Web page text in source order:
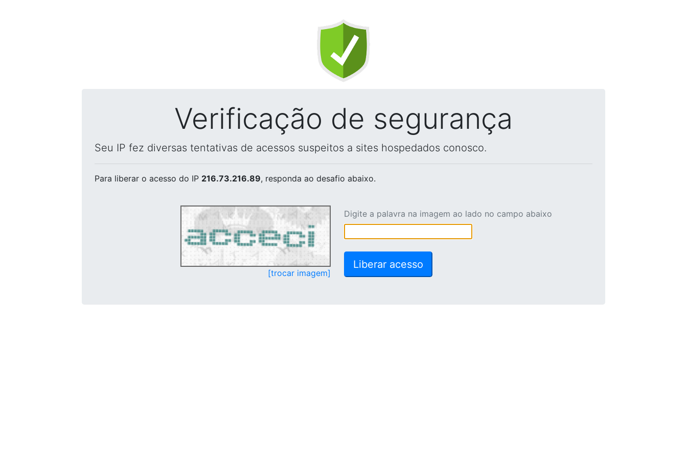
Verificação de segurança
Seu IP fez diversas tentativas de acessos suspeitos a sites hospedados conosco.
Para liberar o acesso do IP 216.73.216.89, responda ao desafio abaixo.
[trocar imagem]
Digite a palavra na imagem ao lado no campo abaixo